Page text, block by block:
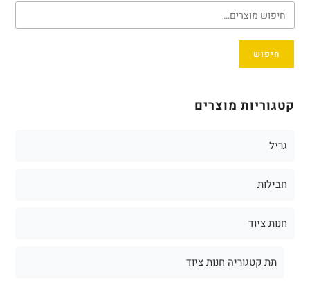
חיפוש
קטגוריות מוצרים
גריל
חבילות
חנות ציוד
תת קטגוריה חנות ציוד